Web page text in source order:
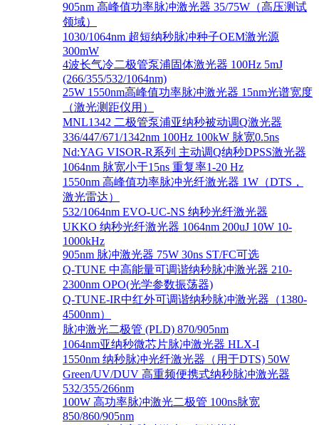
905nm 高峰值功率脉冲激光器 35/75W（高压测试
领域）
1030/1064nm 超短纳秒脉冲种子OEM激光源
300mW
4波长气冷二极管泵浦固体激光器 100Hz 5mJ
(266/355/532/1064nm)
25W 1550nm高峰值功率脉冲激光器 15nm光谱宽度
（激光测距仪用）
MNL1342 二极管泵浦亚纳秒被动调Q激光器
336/447/671/1342nm 100Hz 100kW 脉宽0.5ns
Nd:YAG VISOR-R系列 主动调Q纳秒DPSS激光器
1064nm 脉宽小于15ns 重复率1-20 Hz
1550nm 高峰值功率脉冲光纤激光器 1W（DTS，
激光雷达）
532/1064nm EVO-UC-NS 纳秒光纤激光器
UKKO 纳秒光纤激光器 1064nm 200uJ 10W 10-
1000kHz
905nm 脉冲激光器 75W 30ns ST/FC可选
Q-TUNE 中高能量可调谐纳秒脉冲激光器 210-
2300nm OPO(光学参数振荡器)
Q-TUNE-IR中红外可调谐纳秒脉冲激光器（1380-
4500nm）
脉冲激光二极管 (PLD) 870/905nm
1064nm亚纳秒微芯片脉冲激光器 HLX-I
1550nm 纳秒脉冲光纤激光器（用于DTS) 50W
Green/UV/DUV 高重频便携式纳秒脉冲激光器
532/355/266nm
100W 高功率脉冲激光二极管 100ns脉宽
850/860/905nm